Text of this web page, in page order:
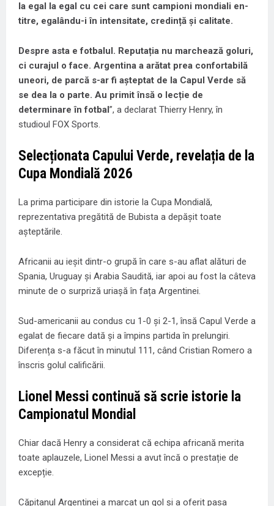
la egal la egal cu cei care sunt campioni mondiali en-
titre, egalându-i în intensitate, credință și calitate.
Despre asta e fotbalul. Reputația nu marchează goluri,
ci curajul o face. Argentina a arătat prea confortabilă
uneori, de parcă s-ar fi așteptat de la Capul Verde să
se dea la o parte. Au primit însă o lecție de
determinare în fotbal”, a declarat Thierry Henry, în
studioul FOX Sports.
Selecționata Capului Verde, revelația de la
Cupa Mondială 2026
La prima participare din istorie la Cupa Mondială,
reprezentativa pregătită de Bubista a depășit toate
așteptările.
Africanii au ieșit dintr-o grupă în care s-au aflat alături de
Spania, Uruguay și Arabia Saudită, iar apoi au fost la câteva
minute de o surpriză uriașă în fața Argentinei.
Sud-americanii au condus cu 1-0 și 2-1, însă Capul Verde a
egalat de fiecare dată și a împins partida în prelungiri.
Diferența s-a făcut în minutul 111, când Cristian Romero a
înscris golul calificării.
Lionel Messi continuă să scrie istorie la
Campionatul Mondial
Chiar dacă Henry a considerat că echipa africană merita
toate aplauzele, Lionel Messi a avut încă o prestație de
excepție.
Căpitanul Argentinei a marcat un gol și a oferit pasa